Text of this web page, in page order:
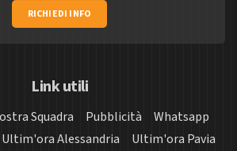
RICHIEDI INFO
Link utili
Squadra Pubblicità
Whatsapp
Ultim'ora Alessandria
Ultim'ora Pavia